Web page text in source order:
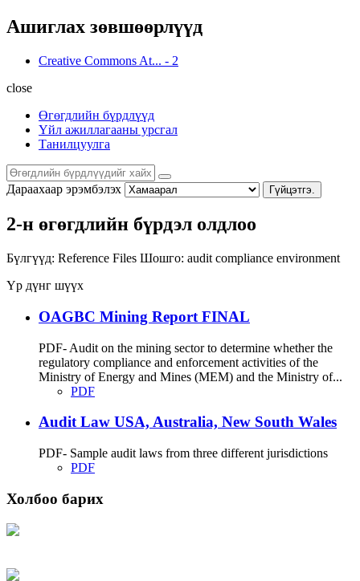
Ашиглах зөвшөөрлүүд
Creative Commons At... - 2
close
Өгөгдлийн бүрдлүүд
Үйл ажиллагааны урсгал
Танилцуулга
Дараахаар эрэмбэлэх Гүйцэтгэ.
2-н өгөгдлийн бүрдэл олдлоо
Бүлгүүд: Reference Files Шошго: audit compliance environment
Үр дүнг шүүх
OAGBC Mining Report FINAL
PDF- Audit on the mining sector to determine whether the
regulatory compliance and enforcement activities of the
Ministry of Energy and Mines (MEM) and the Ministry of...
PDF
Audit Law USA, Australia, New South Wales
PDF- Sample audit laws from three different jurisdictions
PDF
Холбоо барих